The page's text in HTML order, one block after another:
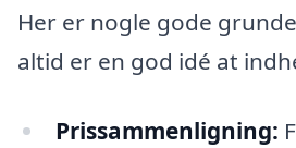
Her er nogle gode
altid er en god idé at
Prissammenligning: